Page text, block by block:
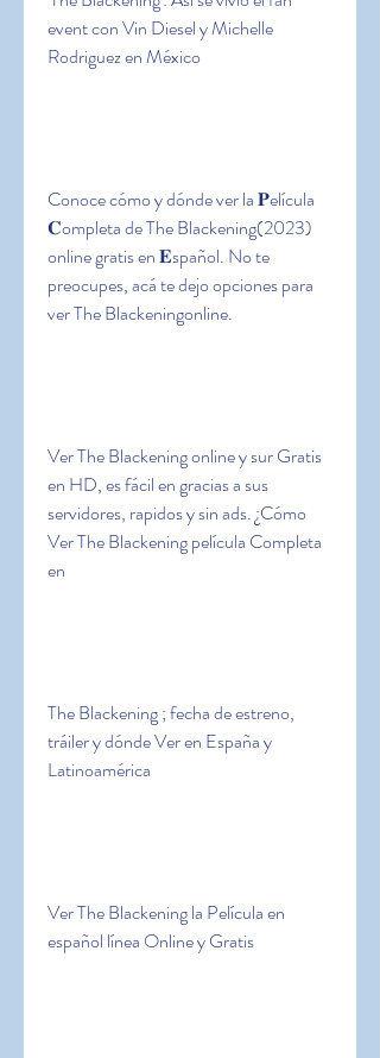
event con Vin Diesel y Michelle
Rodriguez en México
Conoce cómo y dónde ver la 𝐏elícula
𝐂ompleta de The Blackening(2023)
online gratis en 𝐄spañol. No te
preocupes, acá te dejo opciones para
ver The Blackeningonline.
Ver The Blackening online y sur Gratis
en HD, es fácil en gracias a sus
servidores, rapidos y sin ads. ¿Cómo
Ver The Blackening película Completa
en
The Blackening ; fecha de estreno,
tráiler y dónde Ver en España y
Latinoamérica
Ver The Blackening la Película en
español línea Online y Gratis